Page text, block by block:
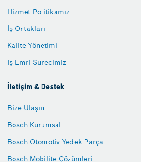
Hizmet Politikamız
İş Ortakları
Kalite Yönetimi
İş Emri Sürecimiz
İletişim & Destek
Bize Ulaşın
Bosch Kurumsal
Bosch Otomotiv Yedek Parça
Bosch Mobilite Çözümleri